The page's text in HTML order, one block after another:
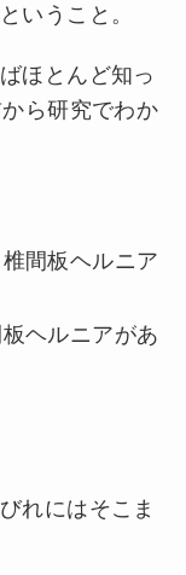
いうこと。
ほとんど知っ
ら研究でわか
間板ヘルニア
ヘルニアがあ
れにはそこま